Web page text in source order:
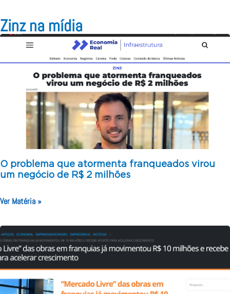
Zinz na mídia
O problema que atormenta franqueados virou
um negócio de R$ 2 milhões
Ver Matéria »